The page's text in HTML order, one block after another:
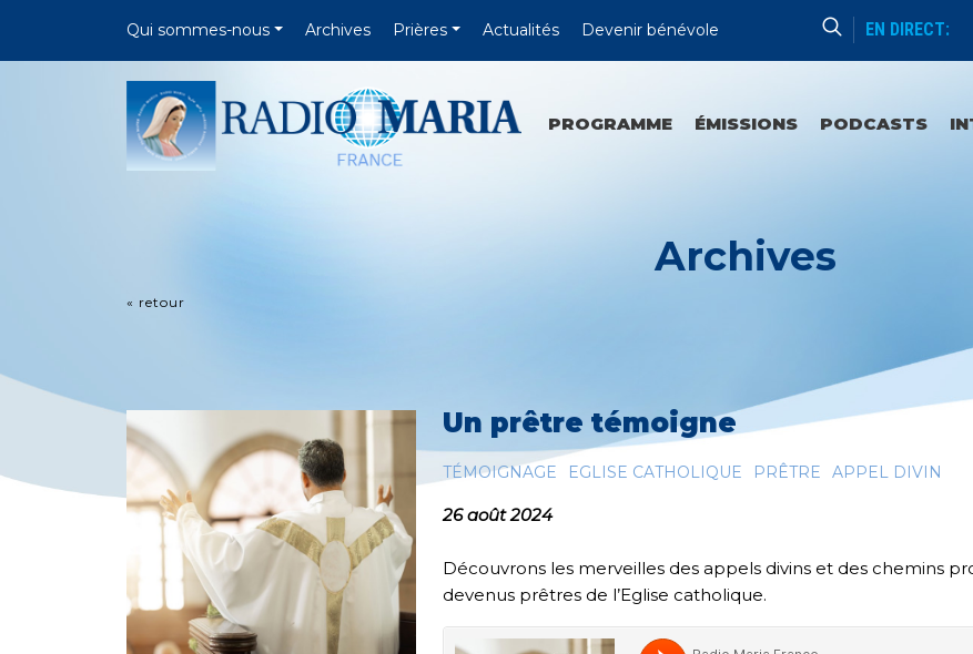
Qui sommes-nous Archives Prières Actualités Devenir bénévole EN DIRECT:
PROGRAMME ÉMISSIONS PODCASTS
Archives
« retour
Un prêtre témoigne
TÉMOIGNAGE EGLISE CATHOLIQUE PRÊTRE APPEL DIVIN
26 août 2024
Découvrons les merveilles des appels divins et des chemins
devenus prêtres de l’Eglise catholique.